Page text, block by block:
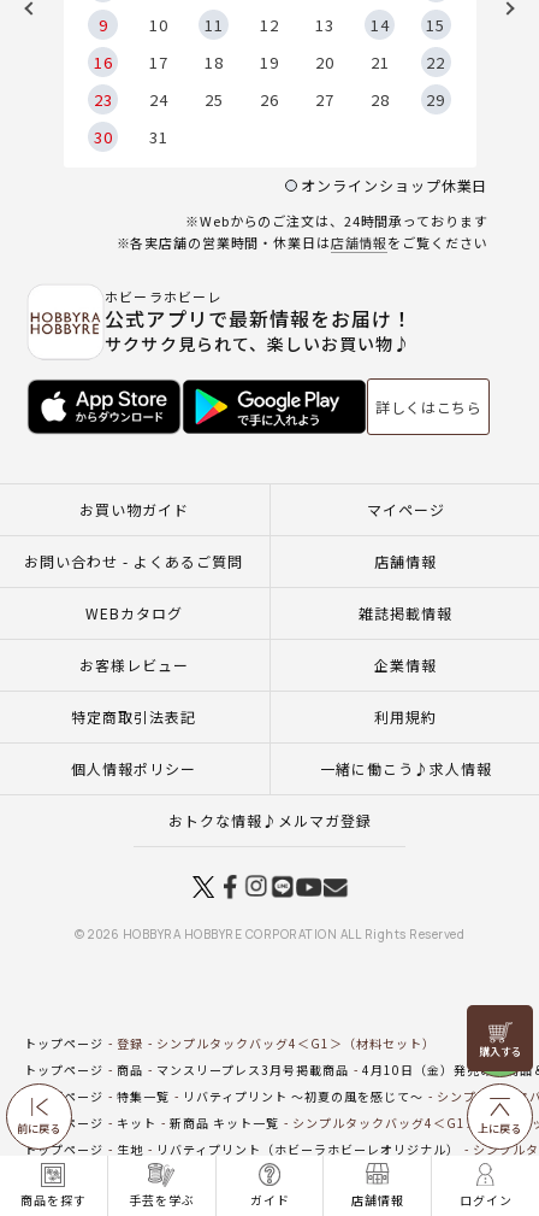
商品を探す 手芸を学ぶ ガイド 店舗情報 ログイン
前に戻る
リリヤン
フェア
上に戻る
9
10 11 12 13 14
15
16
17 18 19 20 21
22
23
24 25 26 27 28
29
30
31
オンラインショップ休業日
※Webからのご注文は、24時間承っております
※各実店舗の営業時間・休業日は店舗情報をご覧ください
ホビーラホビーレ
公式アプリで最新情報をお届け！
サクサク見られて、楽しいお買い物♪
詳しくはこちら
お買い物ガイド マイページ
お問い合わせ - よくあるご質問 店舗情報
WEBカタログ 雑誌掲載情報
お客様レビュー 企業情報
特定商取引法表記 利用規約
個人情報ポリシー 一緒に働こう♪求人情報
おトクな情報♪メルマガ登録
© 2026 HOBBYRA HOBBYRE CORPORATION ALL Rights Reserved
トップページ 登録
シンプルタックバッグ4＜G1＞（材料セット）
トップページ
商品 マンスリープレス3月号掲載商品
4月10日（金）発売の新商品
トップページ
特集一覧 リバティプリント ～初夏の風を感じて～
シンプルタック
トップページ
キット 新商品 キット一覧
シンプルタックバッグ4＜G1＞（材料セ
トップページ
生地 リバティプリント（ホビーラホビーレオリジナル）
シンプル
トップページ
キット バッグ・ポーチ シンプルタックバッグ4＜G1＞（材料セッ
トップページ
一覧はこちら(バッグ・ポーチ) シンプルタックバッグ4＜G1＞（材